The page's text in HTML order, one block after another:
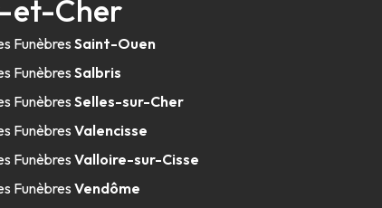
et-Cher
FunèbresSaint-Ouen
FunèbresSalbris
FunèbresSelles-sur-Cher
FunèbresValencisse
FunèbresValloire-sur-Cisse
FunèbresVendôme